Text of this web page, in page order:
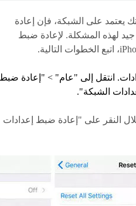
يعتمد على الشبكة، فإن إعادة
لهذه المشكلة. لإعادة ضبط
انتقل إلى "عام" > "إعادة
الشبكة".
النقر على "إعادة ضبط إعدادات